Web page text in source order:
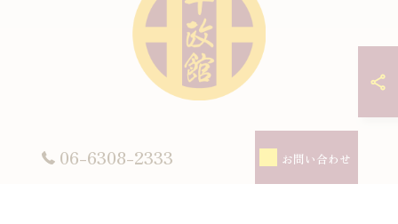
06-6308-2333 お問い合わせ
© 2026 大阪府淀川区の空手なら全日本空手道連盟糸東会 千政館 ALL RIGHTS
RESERVED.